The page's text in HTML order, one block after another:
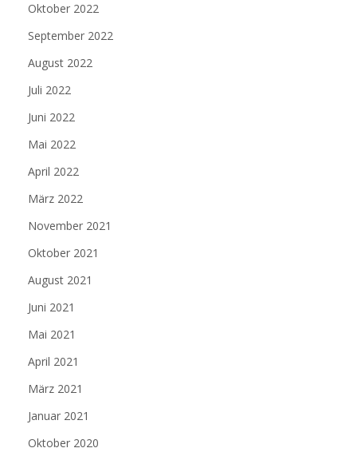
Oktober 2022
September 2022
August 2022
Juli 2022
Juni 2022
Mai 2022
April 2022
März 2022
November 2021
Oktober 2021
August 2021
Juni 2021
Mai 2021
April 2021
März 2021
Januar 2021
Oktober 2020